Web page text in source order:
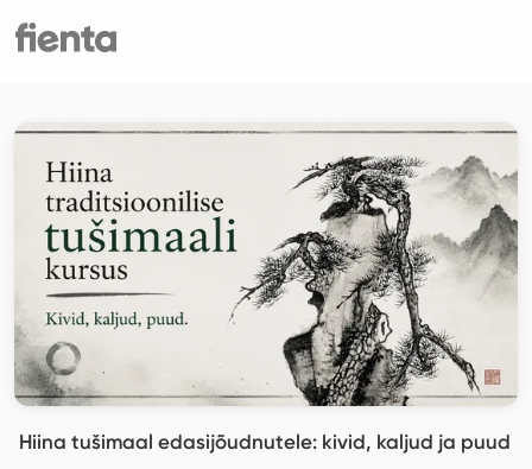
Hiina tušimaal edasijõudnutele: kivid, kaljud ja puud